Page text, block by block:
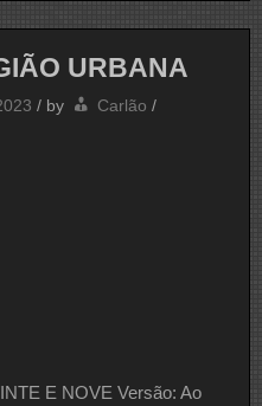
URBANA
/ by Carlão /
E NOVE Versão: Ao